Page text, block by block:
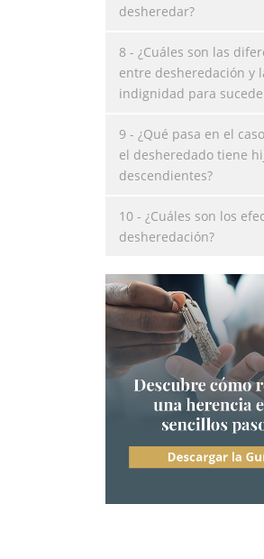
desheredar?
8 - ¿Cuáles son las
entre desheredación y
indignidad para
9 - ¿Qué pasa en el
el desheredado tiene
descendientes?
10 - ¿Cuáles son los
desheredación?